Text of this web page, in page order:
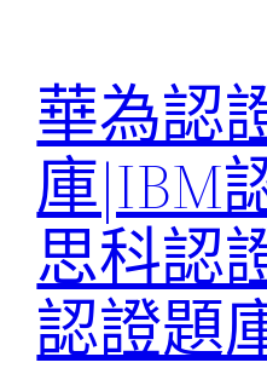
華為認
庫|IBM
思科認
認證題